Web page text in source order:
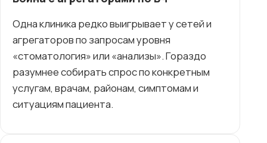
Одна клиника редко выигрывает у сетей и
агрегаторов по запросам уровня
«стоматология» или «анализы». Гораздо
разумнее собирать спрос по конкретным
услугам, врачам, районам, симптомам и
ситуациям пациента.